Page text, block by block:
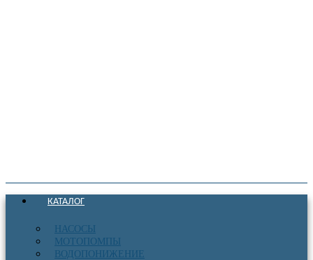
КАТАЛОГ
НАСОСЫ
МОТОПОМПЫ
ВОДОПОНИЖЕНИЕ